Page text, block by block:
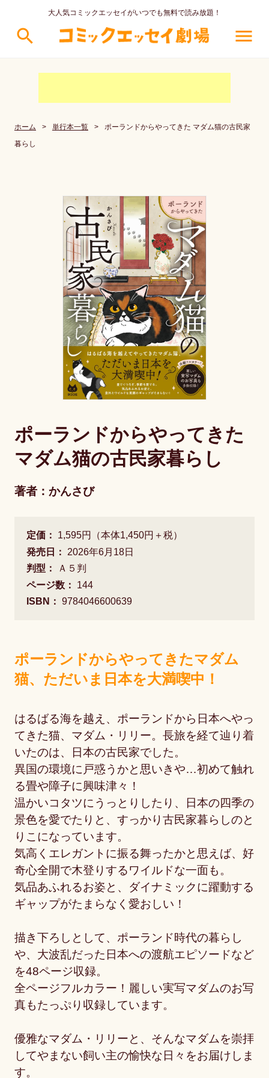
大人気コミックエッセイがいつでも無料で読み放題！
search menu
ホーム > 単行本一覧 >
ポーランドからやってきた マダム猫の古民家
暮らし
ポーランドからやってきた
マダム猫の古民家暮らし
著者：かんさび
定価：
1,595円（本体1,450円＋税）
発売日：
2026年6月18日
判型：
Ａ５判
ページ数：
144
ISBN： 9784046600639
ポーランドからやってきたマダム
猫、ただいま日本を大満喫中！
はるばる海を越え、ポーランドから日本へやっ
てきた猫、マダム・リリー。長旅を経て辿り着
いたのは、日本の古民家でした。
異国の環境に戸惑うかと思いきや…初めて触れ
る畳や障子に興味津々！
温かいコタツにうっとりしたり、日本の四季の
景色を愛でたりと、すっかり古民家暮らしのと
りこになっています。
気高くエレガントに振る舞ったかと思えば、好
奇心全開で木登りするワイルドな一面も。
気品あふれるお姿と、ダイナミックに躍動する
ギャップがたまらなく愛おしい！
描き下ろしとして、ポーランド時代の暮らし
や、大波乱だった日本への渡航エピソードなど
を48ページ収録。
全ページフルカラー！麗しい実写マダムのお写
真もたっぷり収録しています。
優雅なマダム・リリーと、そんなマダムを崇拝
してやまない飼い主の愉快な日々をお届けしま
す。